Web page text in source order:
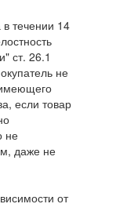
в течении 14
ст. 26.1
не
если товар
не
даже не
от